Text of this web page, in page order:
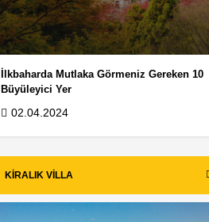
İlkbaharda Mutlaka Görmeniz Gereken 10
Büyüleyici Yer
02.04.2024
KIRALIK VILLA